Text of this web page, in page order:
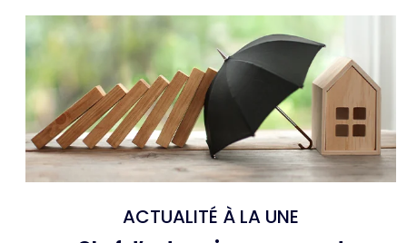
ACTUALITÉ À LA UNE